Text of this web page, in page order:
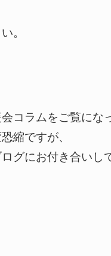
。
コラムをご覧にな
縮ですが、
グにお付き合いし